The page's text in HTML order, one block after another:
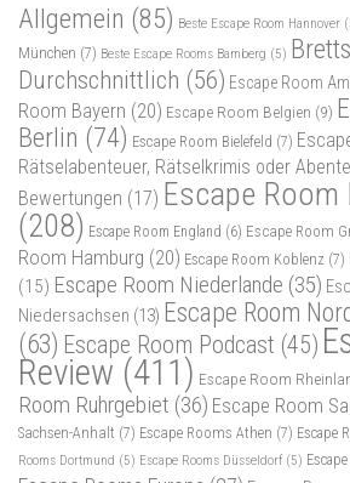
Allgemein (85) Beste Escape Room Hannover
München (7) Beste Escape Rooms Bamberg (5)
Durchschnittlich (56) Escape Room
Room Bayern (20) Escape Room Belgien (9)
Berlin (74) Escape Room Bielefeld (7)
Rätselabenteuer, Rätselkrimis oder
Bewertungen (17) Escape
(208) Escape Room England (6) Escape Room
Room Hamburg (20) Escape Room Koblenz (7)
(15) Escape Room Niederlande (35)
Niedersachsen (13) Escape Room
(63) Escape Room Podcast (45)
Review (411) Escape Room
Room Ruhrgebiet (36) Escape Room
Sachsen-Anhalt (7) Escape Rooms Athen (7) Escape
Rooms Dortmund (5) Escape Rooms Düsseldorf (5)